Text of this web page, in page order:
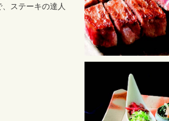
ステーキの達人